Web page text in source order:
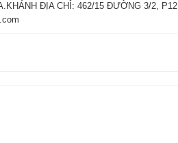
ĐỊA CHỈ: 462/15 ĐƯỜNG 3/2,